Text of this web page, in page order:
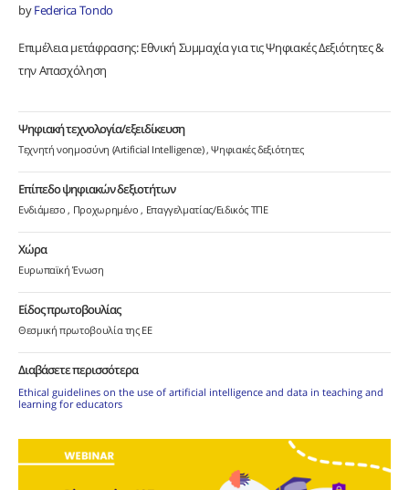
byFederica Tondo
Επιμέλεια μετάφρασης: Εθνική Συμμαχία για τις Ψηφιακές Δεξιότητες &
την Απασχόληση
Ψηφιακή τεχνολογία/εξειδίκευση
Τεχνητή νοημοσύνη (Artificial Intelligence) Ψηφιακές δεξιότητες
Επίπεδο ψηφιακών δεξιοτήτων
Ενδιάμεσο Προχωρημένο Επαγγελματίας/Ειδικός ΤΠΕ
Χώρα
Ευρωπαϊκή Ένωση
Είδος πρωτοβουλίας
Θεσμική πρωτοβουλία της ΕΕ
Διαβάσετε περισσότερα
Ethical guidelines on the use of artificial intelligence and data in teaching and
learning for educators